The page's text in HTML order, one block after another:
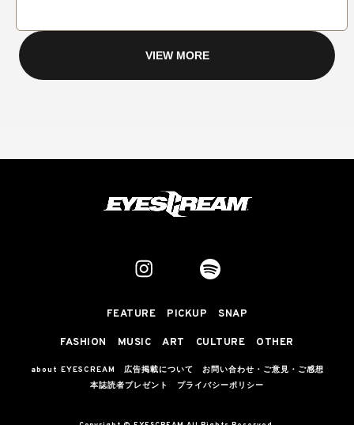
VIEW MORE
FEATURE PICKUP SNAP
FASHION MUSIC ART CULTURE OTHER
about EYESCREAM 広告掲載について
お問い合わせ・ご意見・ご感想
本誌読者プレゼント
プライバシーポリシー